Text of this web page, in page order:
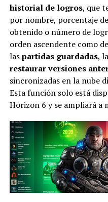
W F X T
historial de logros, que
por nombre, porcentaje
obtenido o número de
orden ascendente como
laspartidas guardadas,
restaurar versiones
sincronizadas en la nube
Esta función solo está
Horizon 6 y se ampliará a